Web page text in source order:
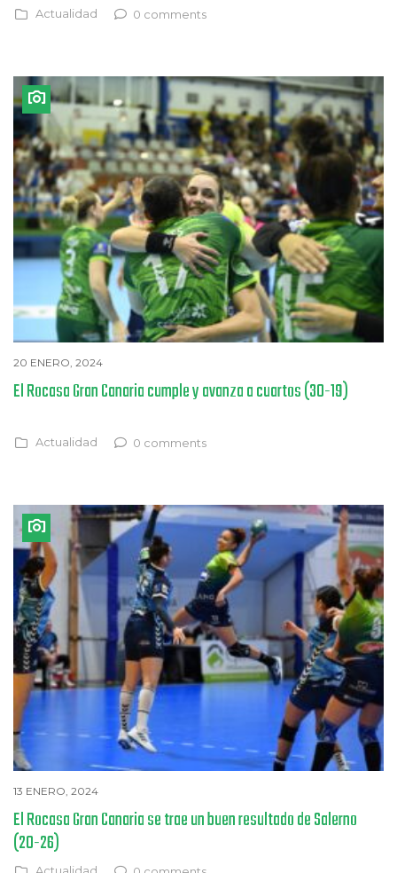
Actualidad 0 comments
20 ENERO, 2024
El Rocasa Gran Canaria cumple y avanza a cuartos (30-19)
Actualidad 0 comments
13 ENERO, 2024
El Rocasa Gran Canaria se trae un buen resultado de Salerno
(20-26)